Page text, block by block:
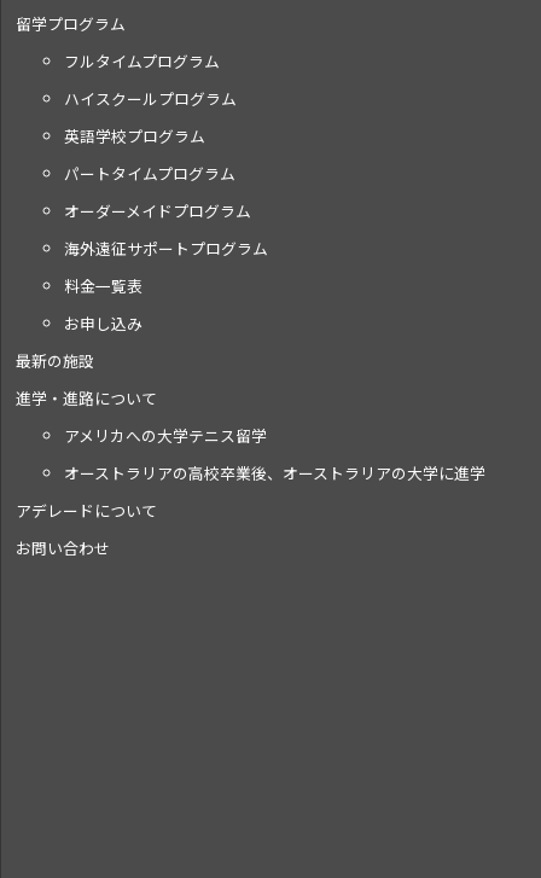
留学プログラム
フルタイムプログラム
ハイスクールプログラム
英語学校プログラム
パートタイムプログラム
オーダーメイドプログラム
海外遠征サポートプログラム
料金一覧表
お申し込み
最新の施設
進学・進路について
アメリカへの大学テニス留学
オーストラリアの高校卒業後、オーストラリアの大学に進学
アデレードについて
お問い合わせ